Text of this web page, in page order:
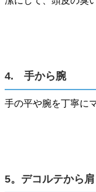
4. 手から腕
手の平や腕を丁寧に
5。デコルテから肩